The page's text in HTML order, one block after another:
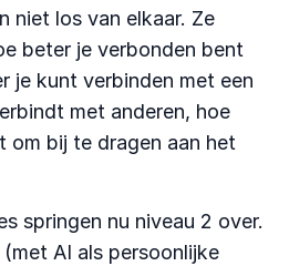
niet los van elkaar. Ze
beter je verbonden bent
je kunt verbinden met een
met anderen, hoe
om bij te dragen aan het
springen nu niveau 2 over.
AI als persoonlijke